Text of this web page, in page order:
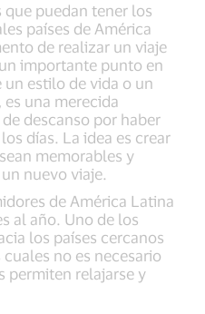
que puedan tener los
países de América
de realizar un viaje
importante punto en
un estilo de vida o un
una merecida
descanso por haber
días. La idea es crear
memorables y
nuevo viaje.
de América Latina
al año. Uno de los
los países cercanos
no es necesario
permiten relajarse y